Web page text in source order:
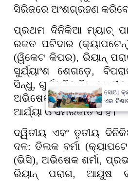
ସିରିଜରେ ଅଂଶଗ୍ରହଣ
ପ୍ରଥମ ଦିନିକିଆ ମ୍ୟାଚ୍
ରଜତ ପଟିଦାର
(ୱିକେଟ କିପର),ରିୟାନ୍
ସୁର୍ଯ୍ୟାଂଶ ଶେଗଡ଼େ,
ସିନ୍ଧୁ,ଗୁର୍ଜପନିତ ସିଂ ଯୁଧବୀର
ଅଭିଷେକ ପୋରେଲ (ୱିକେଟ
ଆର୍ଯ୍ୟା ଓ ସିମରଜୀତ ସିଂହ।
ଦ୍ୱିତୀୟ ଏବଂ ତୃତୀୟ
ଦଳ: ତିଲକ ବର୍ମା
(ଭିସି), ଅଭିଷେକ ଶର୍ମା,
ରିୟାନ୍ ପରାଗ, ଆୟୁଷ
ସୋଆ
ଏକ
କୁଳପତି